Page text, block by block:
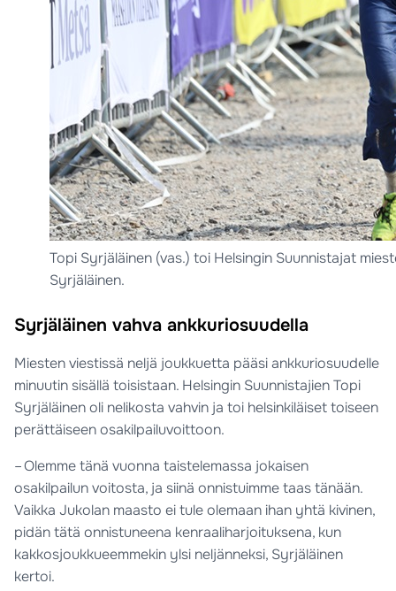
Topi Syrjäläinen (vas.) toi Helsingin Suunnistajat
Syrjäläinen.
Syrjäläinen vahva ankkuriosuudella
Miesten viestissä neljä joukkuetta pääsi ankkuriosuudelle
minuutin sisällä toisistaan. Helsingin Suunnistajien Topi
Syrjäläinen oli nelikosta vahvin ja toi helsinkiläiset toiseen
perättäiseen osakilpailuvoittoon.
– Olemme tänä vuonna taistelemassa jokaisen
osakilpailun voitosta, ja siinä onnistuimme taas tänään.
Vaikka Jukolan maasto ei tule olemaan ihan yhtä kivinen,
pidän tätä onnistuneena kenraaliharjoituksena, kun
kakkosjoukkueemmekin ylsi neljänneksi, Syrjäläinen
kertoi.